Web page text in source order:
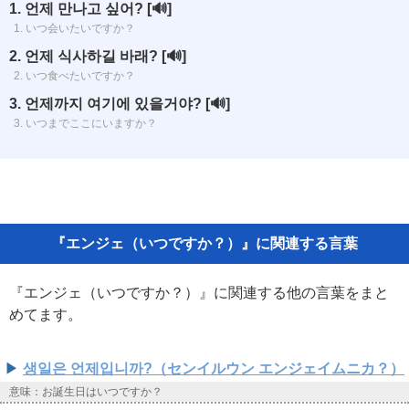
1. 언제 만나고 싶어? [🔊]
1. いつ会いたいですか？
2. 언제 식사하길 바래? [🔊]
2. いつ食べたいですか？
3. 언제까지 여기에 있을거야? [🔊]
3. いつまでここにいますか？
『エンジェ（いつですか？）』に関連する言葉
『エンジェ（いつですか？）』に関連する他の言葉をまと
めてます。
생일은 언제입니까?（センイルウン エンジェイムニカ？）
意味：お誕生日はいつですか？